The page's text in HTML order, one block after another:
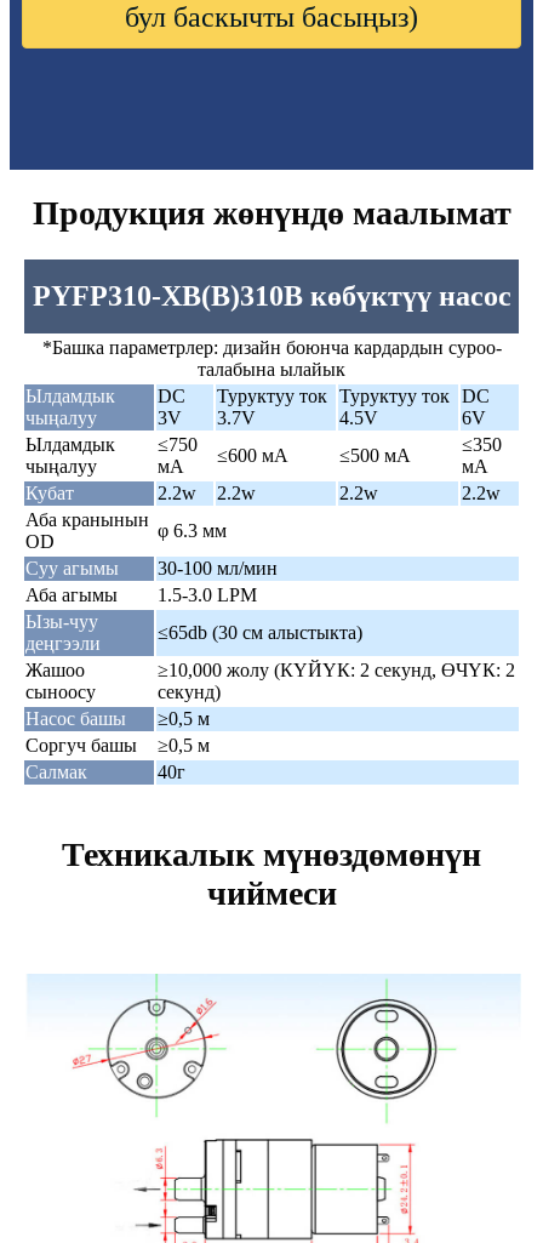
бул баскычты басыңыз)
Продукция жөнүндө маалымат
PYFP310-XB(B)310B көбүктүү насос
*Башка параметрлер: дизайн боюнча кардардын суроо-
талабына ылайык
Ылдамдык
чыңалуу
DC
3V
Туруктуу ток
3.7V
Туруктуу ток
4.5V
DC
6V
Ылдамдык
чыңалуу
≤750
мА
≤600 мА ≤500 мА
≤350
мА
Кубат
2.2w 2.2w 2.2w
2.2w
Аба кранынын
OD
φ 6.3 мм
Суу агымы
30-100 мл/мин
Аба агымы
1.5-3.0 LPM
Ызы-чуу
деңгээли
≤65db (30 см алыстыкта)
Жашоо
сыноосу
≥10,000 жолу (КҮЙҮК: 2 секунд, ӨЧҮК: 2
секунд)
Насос башы
≥0,5 м
Соргуч башы
≥0,5 м
Салмак
40г
Техникалык мүнөздөмөнүн
чиймеси